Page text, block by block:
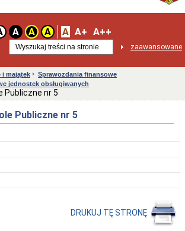
A A A A A+ A++
zaawansowane
i majątek
Sprawozdania finansowe
jednostek obsługiwanych
Publiczne nr 5
Publiczne nr 5
DRUKUJ TĘ STRONĘ